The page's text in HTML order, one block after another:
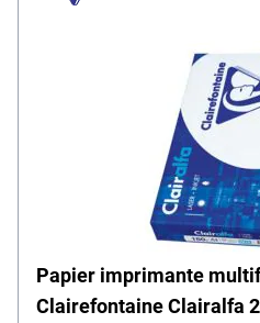
Papier imprimante
Clairefontaine Clairalfa